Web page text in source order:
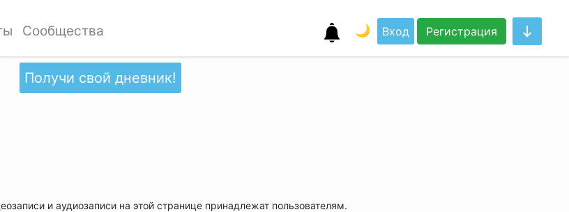
Сообщества 🌙 Вход Регистрация
Получи свой дневник!
и аудиозаписи на этой странице принадлежат пользователям.